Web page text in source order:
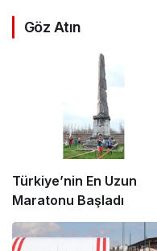
Göz Atın
Türkiye’nin En Uzun
Maratonu Başladı